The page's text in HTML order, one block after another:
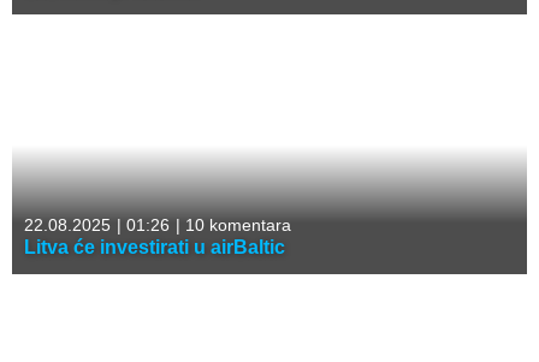
22.08.2025 | 01:26 | 10 komentara
Litva će investirati u airBaltic